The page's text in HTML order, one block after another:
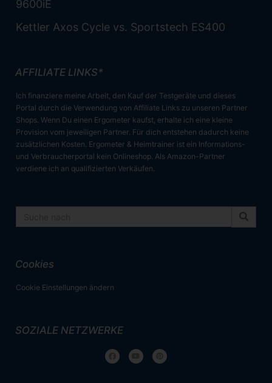
9600iE
Kettler Axos Cycle vs. Sportstech ES400
AFFILIATE LINKS*
Ich finanziere meine Arbeit, den Kauf der Testgeräte und dieses
Portal durch die Verwendung von Affiliate Links zu unseren Partner
Shops. Wenn Du einen Ergometer kaufst, erhalte ich eine kleine
Provision vom jeweiligen Partner. Für dich entstehen dadurch keine
zusätzlichen Kosten. Ergometer & Heimtrainer ist ein Informations-
und Verbraucherportal kein Onlineshop. Als Amazon-Partner
verdiene ich an qualifizierten Verkäufen.
Cookies
Cookie Einstellungen ändern
SOZIALE NETZWERKE